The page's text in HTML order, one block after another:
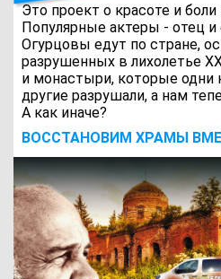
Это проект о красоте и
Популярные актеры - отец
Огурцовы едут по стране,
разрушенных в лихолетье
и монастыри, которые одни
другие разрушали, а нам
А как иначе?
ВОCСТАНОВИМ ХРАМЫ